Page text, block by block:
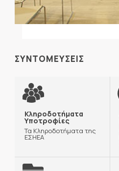
ΣΥΝΤΟΜΕΥΣΕΙΣ
Κληροδοτήματα
Υποτροφίες
Τα Κληροδοτήματα της
ΕΣΗΕΑ